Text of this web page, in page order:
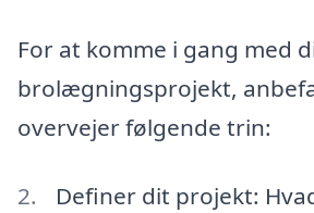
For at komme i gang med
brolægningsprojekt,
overvejer følgende trin:
Definer dit projekt: